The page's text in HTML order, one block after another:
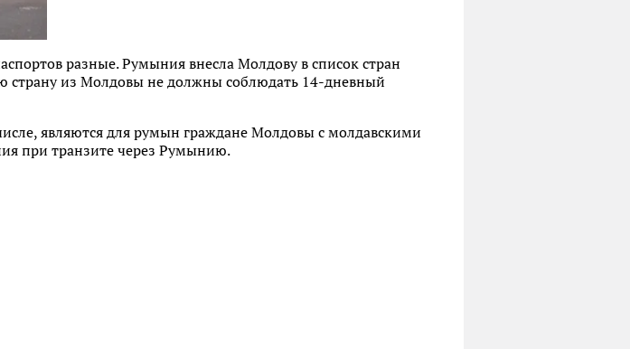
разные. Румыния внесла Молдову в список стран
страну из Молдовы не должны соблюдать 14-дневный
являются для румын граждане Молдовы с молдавскими
при транзите через Румынию.